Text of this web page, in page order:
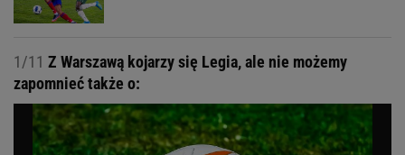
1/11 Z Warszawą kojarzy się Legia, ale nie możemy
zapomnieć także o: